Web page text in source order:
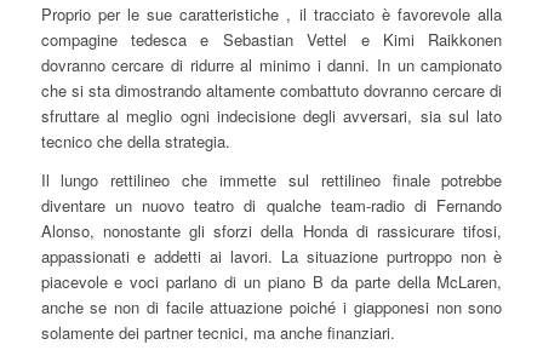
Proprio per le sue caratteristiche , il tracciato è favorevole alla
compagine tedesca e Sebastian Vettel e Kimi Raikkonen
dovranno cercare di ridurre al minimo i danni. In un campionato
che si sta dimostrando altamente combattuto dovranno cercare di
sfruttare al meglio ogni indecisione degli avversari, sia sul lato
tecnico che della strategia.
Il lungo rettilineo che immette sul rettilineo finale potrebbe
diventare un nuovo teatro di qualche team-radio di Fernando
Alonso, nonostante gli sforzi della Honda di rassicurare tifosi,
appassionati e addetti ai lavori. La situazione purtroppo non è
piacevole e voci parlano di un piano B da parte della McLaren,
anche se non di facile attuazione poiché i giapponesi non sono
solamente dei partner tecnici, ma anche finanziari.